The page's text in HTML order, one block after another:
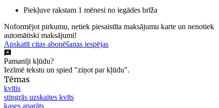
Piekļuve rakstam 1 mēnesi no iegādes brīža
Noformējot pirkumu, netiek piesaistīta maksājumu karte un nenotiek
automātiski maksājumi!
Apskatīt citas abonēšanas iespējas
Pamanīji kļūdu?
Iezīmē tekstu un spied "ziņot par kļūdu".
Tēmas
kvītis
stingrās uzskaites kvīts
kases aparāts